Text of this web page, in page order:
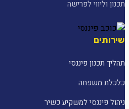
תכנון וליווי לפרישה
שירותים
תהליך תכנון פיננסי
כלכלת משפחה
ניהול פיננסי למשקיע כשיר